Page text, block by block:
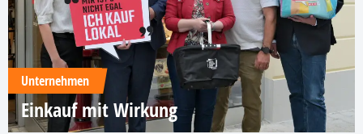
Unternehmen
Einkauf mit Wirkung